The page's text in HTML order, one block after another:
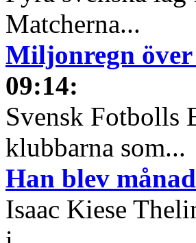
Matcherna...
Miljonregn
09:14:
Svensk Fotbolls
klubbarna som...
Han blev
Isaac Kiese